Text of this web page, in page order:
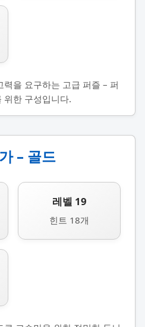
을 요구하는 고급 퍼즐 – 퍼
위한 구성입니다.
– 골드
레벨 19
힌트 18개